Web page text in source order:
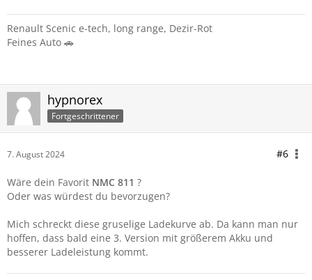
Renault Scenic e-tech, long range, Dezir-Rot
Feines Auto 🚗
hypnorex
Fortgeschrittener
7. August 2024 #6
Wäre dein Favorit NMC 811 ?
Oder was würdest du bevorzugen?
Mich schreckt diese gruselige Ladekurve ab. Da kann man nur
hoffen, dass bald eine 3. Version mit größerem Akku und
besserer Ladeleistung kommt.